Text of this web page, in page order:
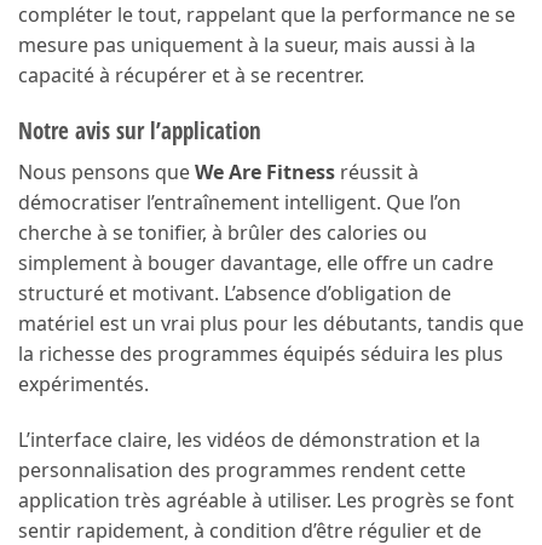
compléter le tout, rappelant que la performance ne se
mesure pas uniquement à la sueur, mais aussi à la
capacité à récupérer et à se recentrer.
Notre avis sur l’application
Nous pensons queWe Are Fitness réussit à
démocratiser l’entraînement intelligent. Que l’on
cherche à se tonifier, à brûler des calories ou
simplement à bouger davantage, elle offre un cadre
structuré et motivant. L’absence d’obligation de
matériel est un vrai plus pour les débutants, tandis que
la richesse des programmes équipés séduira les plus
expérimentés.
L’interface claire, les vidéos de démonstration et la
personnalisation des programmes rendent cette
application très agréable à utiliser. Les progrès se font
sentir rapidement, à condition d’être régulier et de